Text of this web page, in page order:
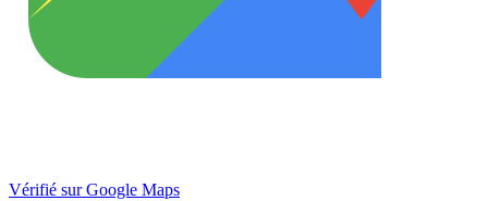
Vérifié sur Google Maps